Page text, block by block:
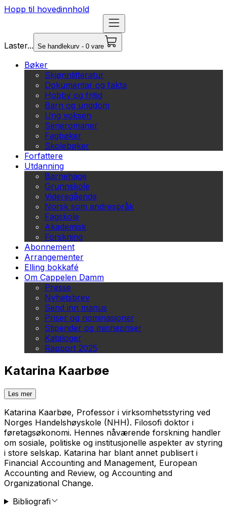
Hopp til hovedinnhold
Laster... Se handlekurv - 0 vare
Bøker
Skjønnlitteratur
Dokumentar og fakta
Hobby og fritid
Barn og ungdom
Ung voksen
Serieromaner
Fagbøker
Skolebøker
Forfattere
Utdanning
Barnehage
Grunnskole
Videregående
Norsk som andrespråk
Fagskole
Akademisk
Forskning
Abonnement
Arrangementer
Elling bokkafé
Om Cappelen Damm
Presse
Nyhetsbrev
Send inn manus
Priser og nominasjoner
Stipender og minnepriser
Kataloger
Rapport 2025
Katarina Kaarbøe
Les mer
Katarina Kaarbøe, Professor i virksomhetsstyring ved
Norges Handelshøyskole (NHH). Filosofi doktor i
føretagsøkonomi. Hennes nåværende forskning handler
om sosiale, politiske og institusjonelle aspekter av styring
i store selskap. Katarina har blant annet publisert i
Financial Accounting and Management, European
Accounting and Review, og Accounting and
Organizational Change.
Bibliografi